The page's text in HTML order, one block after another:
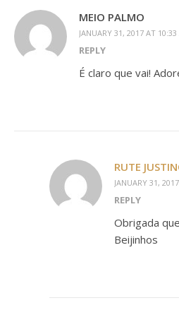
MEIO PALMO
JANUARY 31, 2017 AT 10:33
REPLY
É claro que vai!
RUTE
JANUARY 31,
REPLY
Obrigada
Beijinhos